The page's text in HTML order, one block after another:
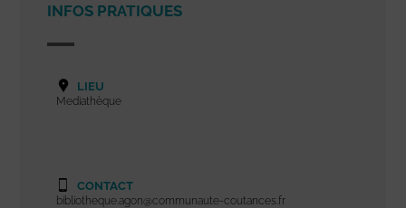
INFOS PRATIQUES
LIEU
Mediathèque
CONTACT
bibliotheque.agon@communaute-coutances.fr